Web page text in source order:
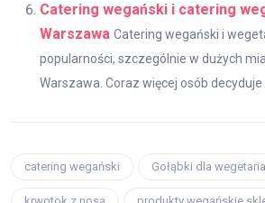
Catering wegański i catering
Warszawa Catering wegański i
popularności, szczególnie w dużych
Warszawa. Coraz więcej osób decyduje
catering wegański Gołąbki dla